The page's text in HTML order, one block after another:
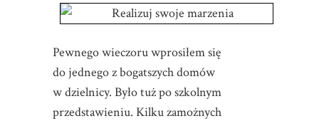
Pewnego wieczoru wprosiłem się
do jednego z bogatszych domów
w dzielnicy. Było tuż po szkolnym
przedstawieniu. Kilku zamożnych